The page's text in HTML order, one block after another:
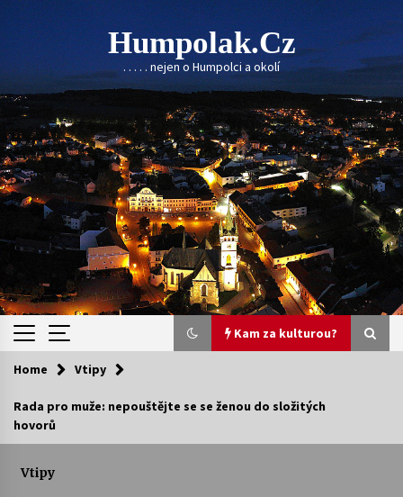
Skip
to
content
Humpolak.cz
. . . . . nejen o Humpolci a okolí
Kam za kulturou?
Kam za kulturou?
Home Vtipy
Rada pro muže: nepouštějte se se ženou do složitých
hovorů
Vtipy